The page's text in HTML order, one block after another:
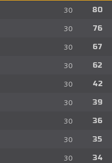
30 80
30 76
30 67
30 62
30 42
30 39
30 36
30 35
30 34